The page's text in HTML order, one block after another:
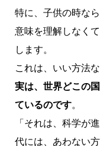
特に、子供の時な
意味を理解しなく
します。
これは、いい方法
実は、世界どこの
ているのです。
「それは、科学が
代には、あわない方